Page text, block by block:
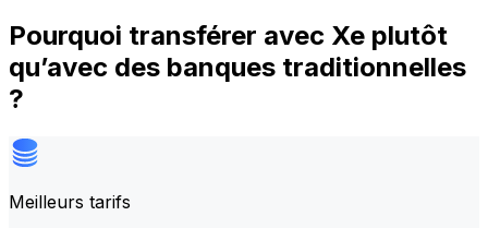
Pourquoi transférer avec Xe plutôt
qu’avec des banques traditionnelles
?
Meilleurs tarifs